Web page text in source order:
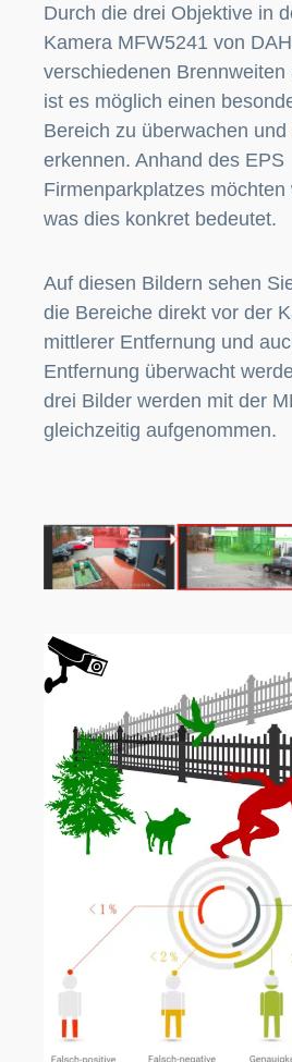
Durch die drei Objektive in
Kamera MFW5241 von
verschiedenen
ist es möglich einen
Bereich zu überwachen
erkennen. Anhand des EPS
Firmenparkplatzes
was dies konkret bedeutet.
Auf diesen Bildern sehen
die Bereiche direkt vor der
mittlerer Entfernung und
Entfernung überwacht
drei Bilder werden mit der
gleichzeitig aufgenommen.